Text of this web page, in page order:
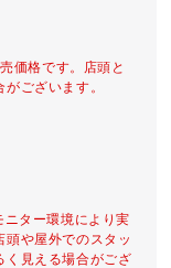
価格です。店頭と
ございます。
ター環境により実
や屋外でのスタッ
く見える場合がござ